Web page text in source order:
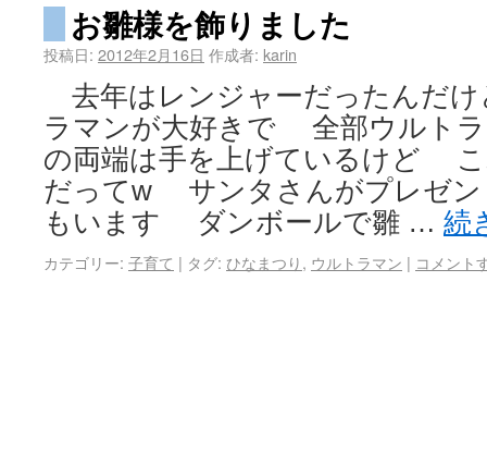
お雛様を飾りました
投稿日: 2012年2月16日 作成者: karin
去年はレンジャーだったんだ
ラマンが大好きで 全部ウルト
の両端は手を上げているけど
だってw サンタさんがプレゼン
もいます ダンボールで雛 … 続
カテゴリー: 子育て | タグ: ひなまつり, ウルトラマン | コメント